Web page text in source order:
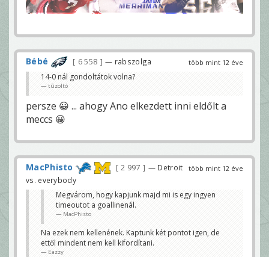
több mint 12 éve
Bébé 6 558 — rabszolga
14-0 nál gondoltátok volna?
tûzoltó
persze 😀 ... ahogy Ano elkezdett inni eldőlt a
meccs 😀
több mint 12 éve
MacPhisto 2 997
— Detroit
vs. everybody
Megvárom, hogy kapjunk majd mi is egy ingyen
timeoutot a goallinenál.
MacPhisto
Na ezek nem kellenének. Kaptunk két pontot igen, de
ettől mindent nem kell kifordítani.
Eazzy